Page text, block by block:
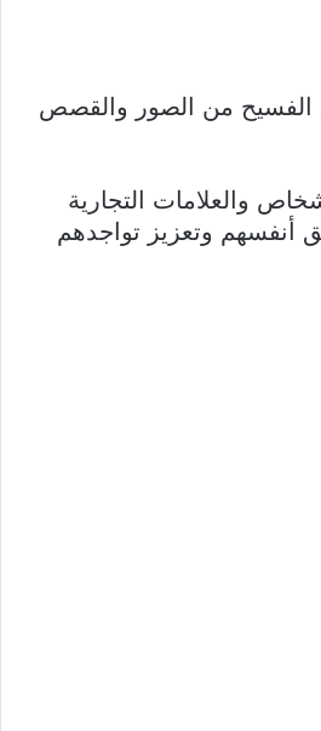
الفسيح من الصور والقصص
والعلامات التجارية
أنفسهم وتعزيز تواجدهم